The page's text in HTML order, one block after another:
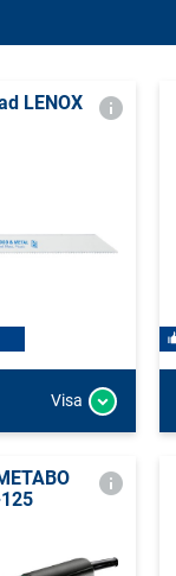
LENOX
Visa